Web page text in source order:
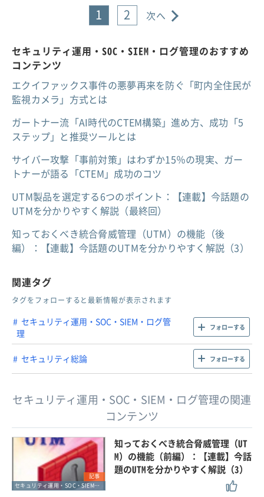
1 2 次へ
セキュリティ運用・SOC・SIEM・ログ管理のおすすめ
コンテンツ
エクイファックス事件の悪夢再来を防ぐ「町内全住民が
監視カメラ」方式とは
ガートナー流「AI時代のCTEM構築」進め方、成功「5
ステップ」と推奨ツールとは
サイバー攻撃「事前対策」はわずか15％の現実、ガー
トナーが語る「CTEM」成功のコツ
UTM製品を選定する6つのポイント：【連載】今話題の
UTMを分かりやすく解説（最終回）
知っておくべき統合脅威管理（UTM）の機能（後
編）：【連載】今話題のUTMを分かりやすく解説（3）
関連タグ
タグをフォローすると最新情報が表示されます
セキュリティ運用・SOC・SIEM・ログ管
理
フォローする
セキュリティ総論 フォローする
セキュリティ運用・SOC・SIEM・ログ管理の関連
コンテンツ
記事
セキュリティ運用・SOC・SIEM・ログ管理
知っておくべき統合脅威管理（UT
M）の機能（前編）：【連載】今話
題のUTMを分かりやすく解説（3）